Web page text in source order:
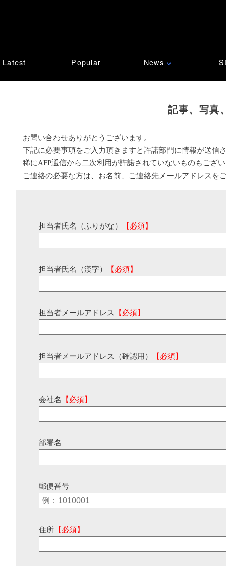
Latest Popular News ∨
記事、写真
お問い合わせありがとうございます。
下記に必要事項をご入力頂きますと許諾部門に情報が送信
稀にAFP通信から二次利用が許諾されていないものもござ
ご連絡の必要な方は、お名前、ご連絡先メールアドレスを
担当者氏名（ふりがな） 【必須】
担当者氏名（漢字） 【必須】
担当者メールアドレス 【必須】
担当者メールアドレス（確認用） 【必須】
会社名 【必須】
部署名
郵便番号
住所 【必須】